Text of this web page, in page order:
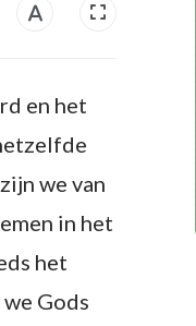
en het
we van
in het
het
Gods